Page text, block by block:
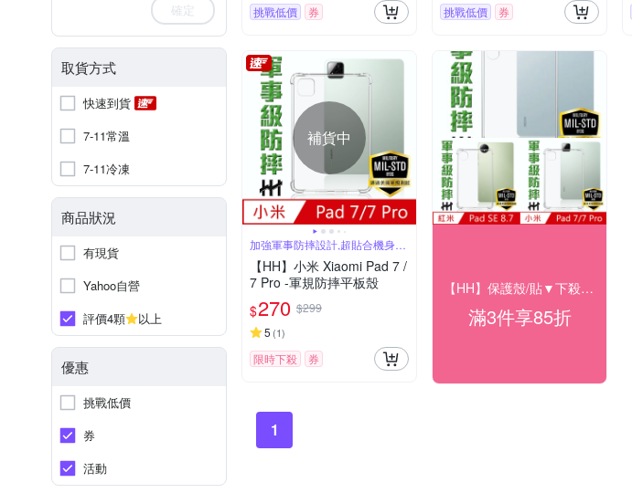
確定
取貨方式
快速到貨
7-11常溫
7-11冷凍
商品狀況
有現貨
Yahoo自營
評價4顆
以上
優惠
挑戰低價
券
活動
挑戰低價 券 挑戰低價 券
補貨中
加強軍事防摔設計,超貼合機身手
感
【HH】小米 Xiaomi Pad 7 /
7 Pro -軍規防摔平板殼
$270 $299
5 (1)
限時下殺 券
【HH】保護殼/貼▼下殺9折
滿3件享85折
1